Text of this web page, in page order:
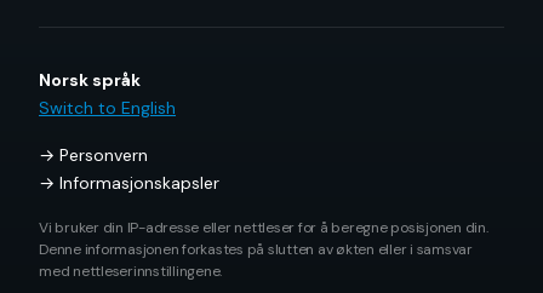
Norsk språk
Switch to English
Personvern
Informasjonskapsler
Vi bruker din IP-adresse eller nettleser for å beregne posisjonen din.
Denne informasjonen forkastes på slutten av økten eller i samsvar
med nettleserinnstillingene.